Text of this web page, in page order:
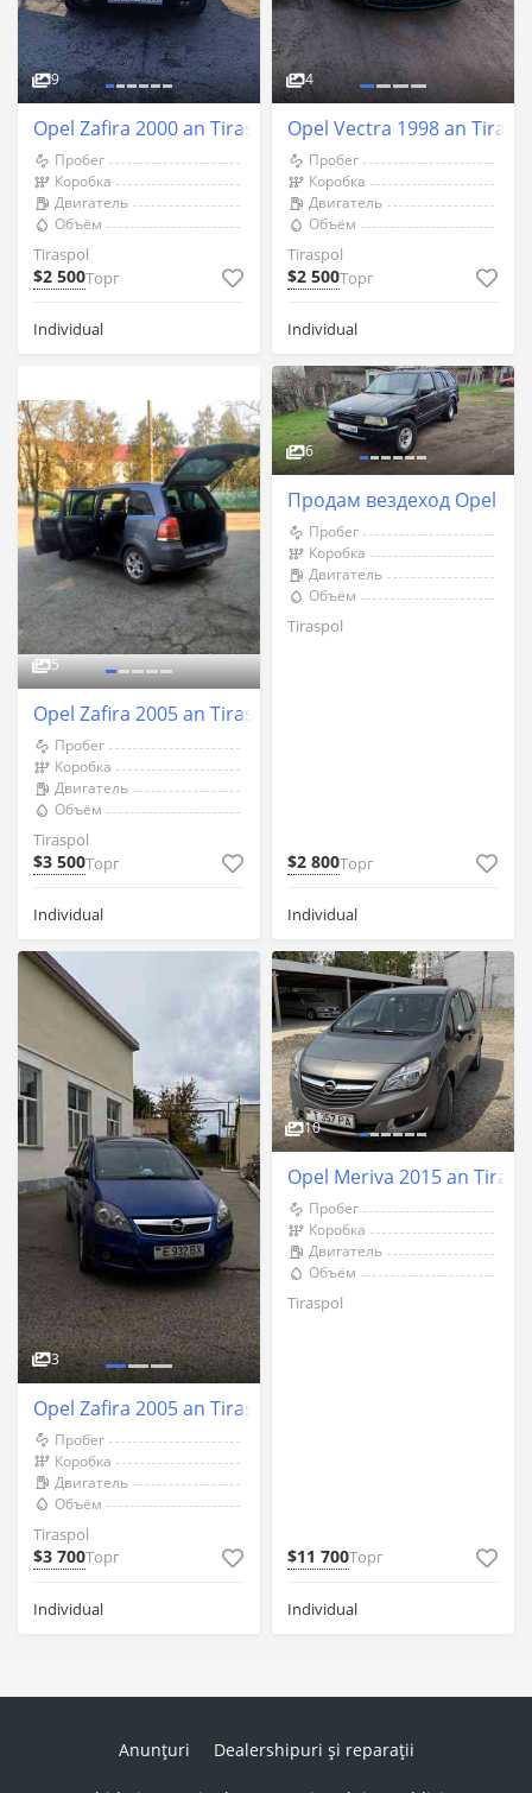
9
Opel Zafira 2000 an Tiraspol
Пробег
Коробка
Двигатель
Объём
Tiraspol
$2 500Торг
Individual
4
Opel Vectra 1998 an
Пробег
Коробка
Двигатель
Объём
Tiraspol
$2 500Торг
Individual
5
Opel Zafira 2005 an Tiraspol
Пробег
Коробка
Двигатель
Объём
Tiraspol
$3 500Торг
Individual
6
Продам вездеход Opel
Пробег
Коробка
Двигатель
Объём
Tiraspol
$2 800Торг
Individual
3
Opel Zafira 2005 an Tiraspol
Пробег
Коробка
Двигатель
Объём
Tiraspol
$3 700Торг
Individual
10
Opel Meriva 2015 an
Пробег
Коробка
Двигатель
Объём
Tiraspol
$11 700Торг
Individual
Anunțuri Dealershipuri și reparații